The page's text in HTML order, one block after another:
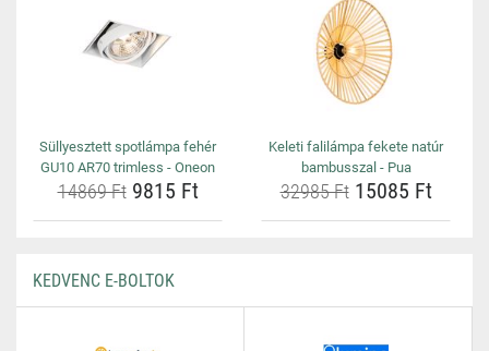
Süllyesztett spotlámpa fehér
GU10 AR70 trimless - Oneon
14869 Ft9815 Ft
Keleti falilámpa fekete natúr
bambusszal - Pua
32985 Ft15085 Ft
KEDVENC E-BOLTOK